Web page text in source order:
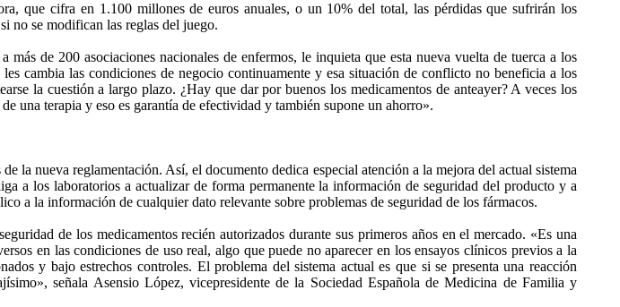
que cifra en 1.100 millones de euros anuales, o un 10% del total, las pérdidas que sufrirán los
no se modifican las reglas del juego.
de 200 asociaciones nacionales de enfermos, le inquieta que esta nueva vuelta de tuerca a los
cambia las condiciones de negocio continuamente y esa situación de conflicto no beneficia a los
la cuestión a largo plazo. ¿Hay que dar por buenos los medicamentos de anteayer? A veces los
una terapia y eso es garantía de efectividad y también supone un ahorro».
la nueva reglamentación. Así, el documento dedica especial atención a la mejora del actual sistema
a los laboratorios a actualizar de forma permanente la información de seguridad del producto y a
a la información de cualquier dato relevante sobre problemas de seguridad de los fármacos.
de los medicamentos recién autorizados durante sus primeros años en el mercado. «Es una
en las condiciones de uso real, algo que puede no aparecer en los ensayos clínicos previos a la
y bajo estrechos controles. El problema del sistema actual es que si se presenta una reacción
señala Asensio López, vicepresidente de la Sociedad Española de Medicina de Familia y